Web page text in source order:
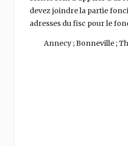
devez joindre la partie
adresses du fisc pour le
Annecy ; Bonneville ;